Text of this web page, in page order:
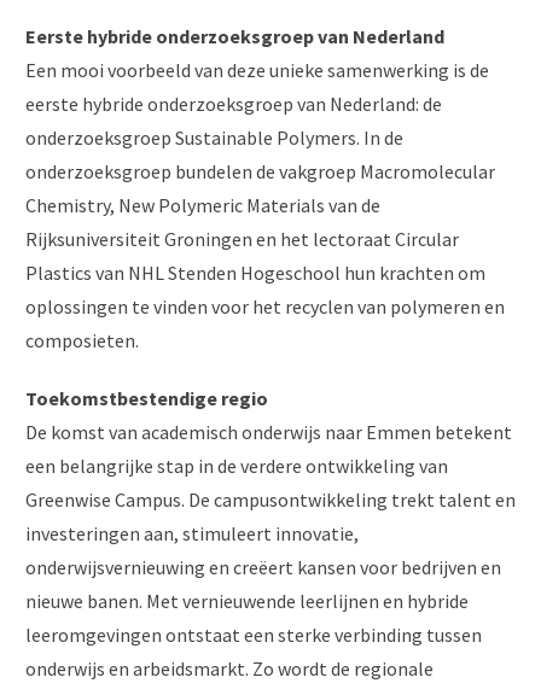
Eerste hybride onderzoeksgroep van Nederland
Een mooi voorbeeld van deze unieke samenwerking is de
eerste hybride onderzoeksgroep van Nederland: de
onderzoeksgroep Sustainable Polymers. In de
onderzoeksgroep bundelen de vakgroep Macromolecular
Chemistry, New Polymeric Materials van de
Rijksuniversiteit Groningen en het lectoraat Circular
Plastics van NHL Stenden Hogeschool hun krachten om
oplossingen te vinden voor het recyclen van polymeren en
composieten.
Toekomstbestendige regio
De komst van academisch onderwijs naar Emmen betekent
een belangrijke stap in de verdere ontwikkeling van
Greenwise Campus. De campusontwikkeling trekt talent en
investeringen aan, stimuleert innovatie,
onderwijsvernieuwing en creëert kansen voor bedrijven en
nieuwe banen. Met vernieuwende leerlijnen en hybride
leeromgevingen ontstaat een sterke verbinding tussen
onderwijs en arbeidsmarkt. Zo wordt de regionale